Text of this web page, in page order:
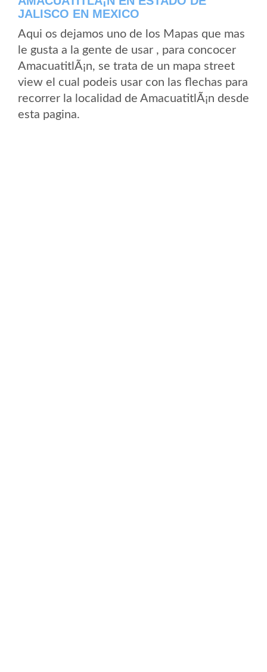
JALISCO EN MEXICO
Aqui os dejamos uno de los Mapas que mas
le gusta a la gente de usar , para concocer
AmacuatitlÃ¡n, se trata de un mapa street
view el cual podeis usar con las flechas para
recorrer la localidad de AmacuatitlÃ¡n desde
esta pagina.